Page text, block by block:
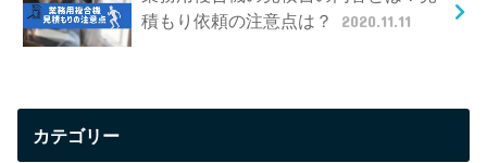
積もり依頼の注意点は？
2020.11.11
カテゴリー